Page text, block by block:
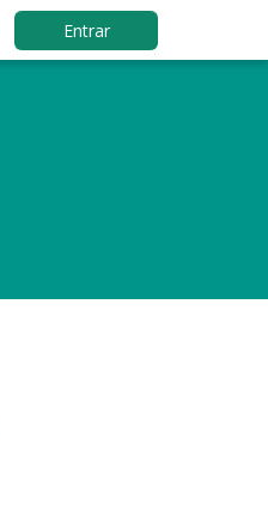
Entrar